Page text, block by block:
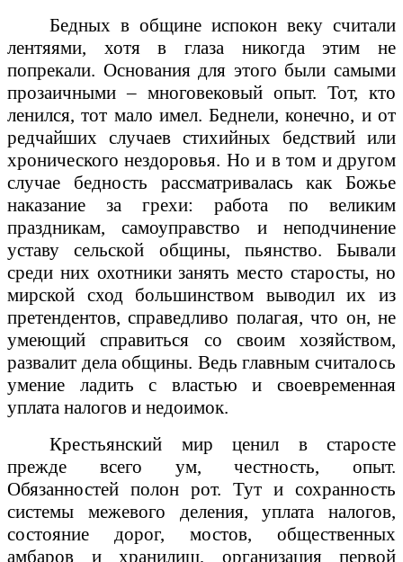
Бедных в общине испокон веку считали
лентяями, хотя в глаза никогда этим не
попрекали. Основания для этого были самыми
прозаичными – многовековый опыт. Тот, кто
ленился, тот мало имел. Беднели, конечно, и от
редчайших случаев стихийных бедствий или
хронического нездоровья. Но и в том и другом
случае бедность рассматривалась как Божье
наказание за грехи: работа по великим
праздникам, самоуправство и неподчинение
уставу сельской общины, пьянство. Бывали
среди них охотники занять место старосты, но
мирской сход большинством выводил их из
претендентов, справедливо полагая, что он, не
умеющий справиться со своим хозяйством,
развалит дела общины. Ведь главным считалось
умение ладить с властью и своевременная
уплата налогов и недоимок.
Крестьянский мир ценил в старосте
прежде всего ум, честность, опыт.
Обязанностей полон рот. Тут и сохранность
системы межевого деления, уплата налогов,
состояние дорог, мостов, общественных
амбаров и хранилищ, организация первой